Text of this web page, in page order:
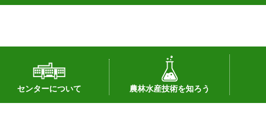
センターについて
所長あいさつ
組織（各部署へのリンク）
アクセス
沿革
所内の施設配置図
農林水産技術を知ろう
センターの話題
私の試験研究
試験研究課題
第6期中期業務計画
オンライン研究報告
刊行物
知的財産に関する相談窓口